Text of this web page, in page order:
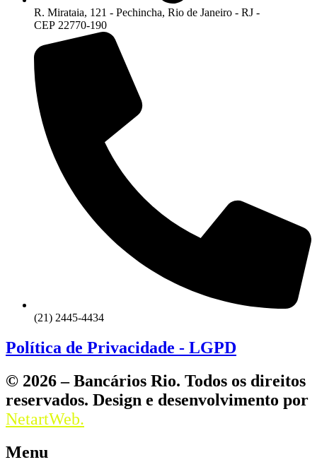
R. Mirataia, 121 - Pechincha, Rio de Janeiro - RJ -
CEP 22770-190
(21) 2445-4434
Política de Privacidade - LGPD
© 2026 – Bancários Rio. Todos os direitos
reservados. Design e desenvolvimento por
NetartWeb.
Menu